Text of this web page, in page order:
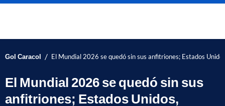
Gol Caracol / El Mundial 2026 se quedó sin sus anfitriones; Estados
El Mundial 2026 se quedó sin sus
anfitriones; Estados Unidos,